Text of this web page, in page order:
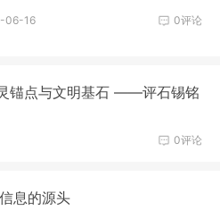
0评论
06-16
锚点与文明基石 ——评石锡铭
0评论
息的源头